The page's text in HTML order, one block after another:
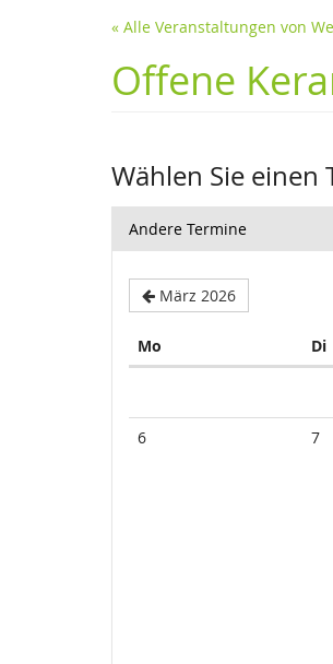
« Alle Veranstaltungen von
Offene
Wählen Sie einen
Andere Termine
März 2026
Mo Di
6 7